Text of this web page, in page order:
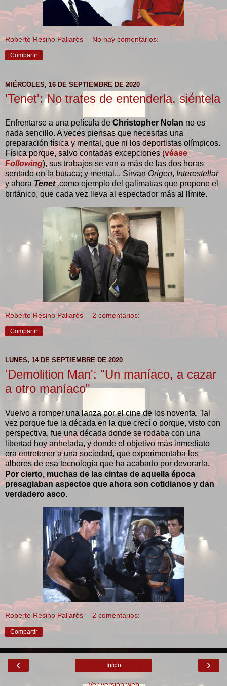
Roberto Resino Pallarés No hay comentarios:
Compartir
MIÉRCOLES, 16 DE SEPTIEMBRE DE 2020
'Tenet': No trates de entenderla, siéntela
Enfrentarse a una película de Christopher Nolan no es
nada sencillo. A veces piensas que necesitas una
preparación física y mental, que ni los deportistas olímpicos.
Física porque, salvo contadas excepciones (véase
Following), sus trabajos se van a más de las dos horas
sentado en la butaca; y mental... Sirvan Origen, Interestellar
y ahora Tenet,como ejemplo del galimatías que propone el
británico, que cada vez lleva al espectador más al límite.
Roberto Resino Pallarés 2 comentarios:
Compartir
LUNES, 14 DE SEPTIEMBRE DE 2020
'Demolition Man': "Un maníaco, a cazar
a otro maníaco"
Vuelvo a romper una lanza por el cine de los noventa. Tal
vez porque fue la década en la que crecí o porque, visto con
perspectiva, fue una década donde se rodaba con una
libertad hoy anhelada, y donde el objetivo más inmediato
era entretener a una sociedad, que experimentaba los
albores de esa tecnología que ha acabado por devorarla.
Por cierto, muchas de las cintas de aquella época
presagiaban aspectos que ahora son cotidianos y dan
verdadero asco.
Roberto Resino Pallarés 2 comentarios:
Compartir
‹ ›
Inicio